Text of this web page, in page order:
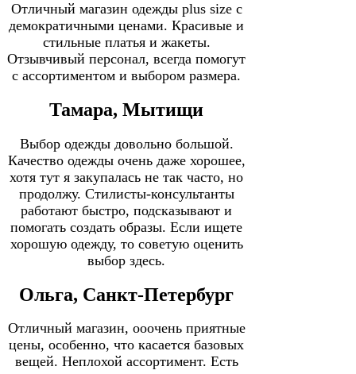
Отличный магазин одежды plus size с
демократичными ценами. Красивые и
стильные платья и жакеты.
Отзывчивый персонал, всегда помогут
с ассортиментом и выбором размера.
Тамара, Мытищи
Выбор одежды довольно большой.
Качество одежды очень даже хорошее,
хотя тут я закупалась не так часто, но
продолжу. Стилисты-консультанты
работают быстро, подсказывают и
помогать создать образы. Если ищете
хорошую одежду, то советую оценить
выбор здесь.
Ольга, Санкт-Петербург
Отличный магазин, ооочень приятные
цены, особенно, что касается базовых
вещей. Неплохой ассортимент. Есть